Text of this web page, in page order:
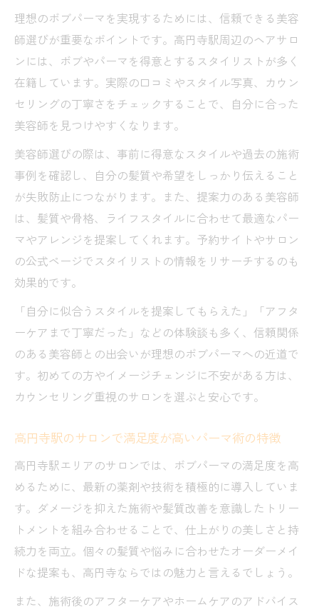
理想のボブパーマを実現するためには、信頼できる美容
師選びが重要なポイントです。高円寺駅周辺のヘアサロ
ンには、ボブやパーマを得意とするスタイリストが多く
在籍しています。実際の口コミやスタイル写真、カウン
セリングの丁寧さをチェックすることで、自分に合った
美容師を見つけやすくなります。
美容師選びの際は、事前に得意なスタイルや過去の施術
事例を確認し、自分の髪質や希望をしっかり伝えること
が失敗防止につながります。また、提案力のある美容師
は、髪質や骨格、ライフスタイルに合わせて最適なパー
マやアレンジを提案してくれます。予約サイトやサロン
の公式ページでスタイリストの情報をリサーチするのも
効果的です。
「自分に似合うスタイルを提案してもらえた」「アフタ
ーケアまで丁寧だった」などの体験談も多く、信頼関係
のある美容師との出会いが理想のボブパーマへの近道で
す。初めての方やイメージチェンジに不安がある方は、
カウンセリング重視のサロンを選ぶと安心です。
高円寺駅のサロンで満足度が高いパーマ術の特徴
高円寺駅エリアのサロンでは、ボブパーマの満足度を高
めるために、最新の薬剤や技術を積極的に導入していま
す。ダメージを抑えた施術や髪質改善を意識したトリー
トメントを組み合わせることで、仕上がりの美しさと持
続力を両立。個々の髪質や悩みに合わせたオーダーメイ
ドな提案も、高円寺ならではの魅力と言えるでしょう。
また、施術後のアフターケアやホームケアのアドバイス